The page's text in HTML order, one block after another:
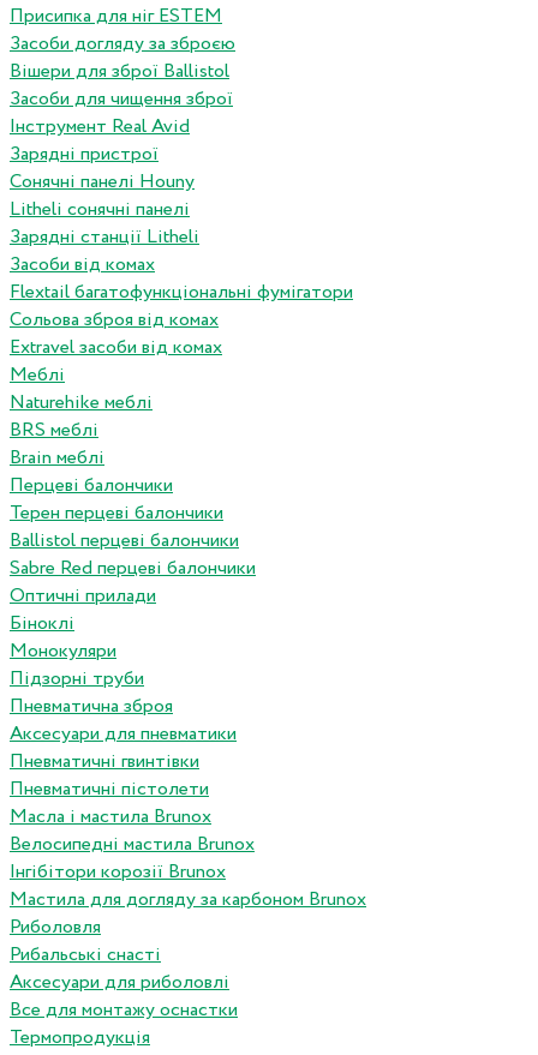
Присипка для ніг ESTEM
Засоби догляду за зброєю
Вішери для зброї Ballistol
Засоби для чищення зброї
Інструмент Real Avid
Зарядні пристрої
Сонячні панелі Houny
Litheli сонячні панелі
Зарядні станції Litheli
Засоби від комах
Flextail багатофункціональні фумігатори
Сольова зброя від комах
Extravel засоби від комах
Меблі
Naturehike меблі
BRS меблі
Brain меблі
Перцеві балончики
Терен перцеві балончики
Ballistol перцеві балончики
Sabre Red перцеві балончики
Оптичні прилади
Біноклі
Монокуляри
Підзорні труби
Пневматична зброя
Аксесуари для пневматики
Пневматичні гвинтівки
Пневматичні пістолети
Масла і мастила Brunox
Велосипедні мастила Brunox
Інгібітори корозії Brunox
Мастила для догляду за карбоном Brunox
Риболовля
Рибальські снасті
Аксесуари для риболовлі
Все для монтажу оснастки
Термопродукція